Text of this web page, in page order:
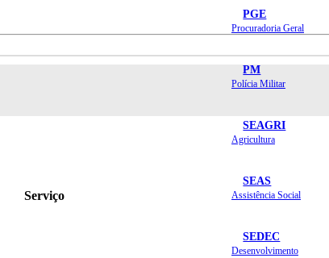
PGE
Procuradoria Geral
PM
Polícia Militar
SEAGRI
Agricultura
SEAS
Assistência Social
SEDEC
Desenvolvimento
Serviço